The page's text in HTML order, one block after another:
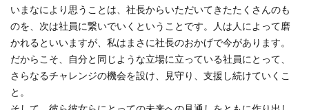
いまなにより思うことは、社長からいただいてきたたくさんのも
のを、次は社員に繋いでいくということです。人は人によって磨
かれるといいますが、私はまさに社長のおかげで今があります。
だからこそ、自分と同じような立場に立っている社員にとって、
さらなるチャレンジの機会を設け、見守り、支援し続けていくこ
と。